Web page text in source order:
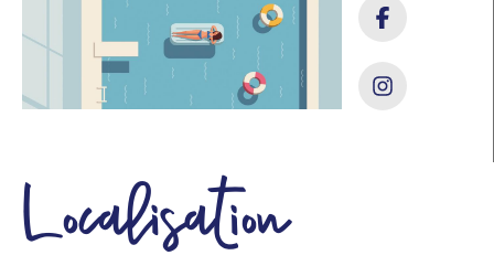
Localisation